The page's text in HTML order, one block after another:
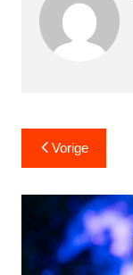
Bericht
navigatie
Vorige